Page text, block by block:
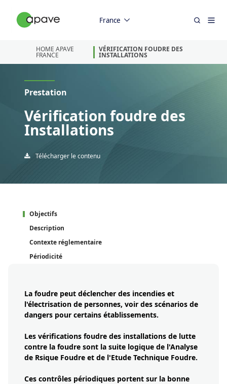
France
HOME APAVE
FRANCE
VÉRIFICATION FOUDRE DES
INSTALLATIONS
Prestation
Vérification foudre des
Installations
Télécharger le contenu
Objectifs
Description
Contexte réglementaire
Périodicité
La foudre peut déclencher des incendies et
l'électrisation de personnes, voir des scénarios de
dangers pour certains établissements.
Les vérifications foudre des installations de lutte
contre la foudre sont la suite logique de l'Analyse
de Rsique Foudre et de l'Etude Technique Foudre.
Ces contrôles périodiques portent sur la bonne